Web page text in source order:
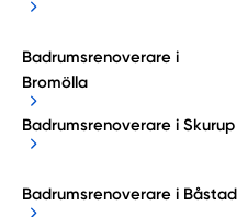
Badrumsrenoverare i
Bromölla
Badrumsrenoverare i Skurup
Badrumsrenoverare i Båstad